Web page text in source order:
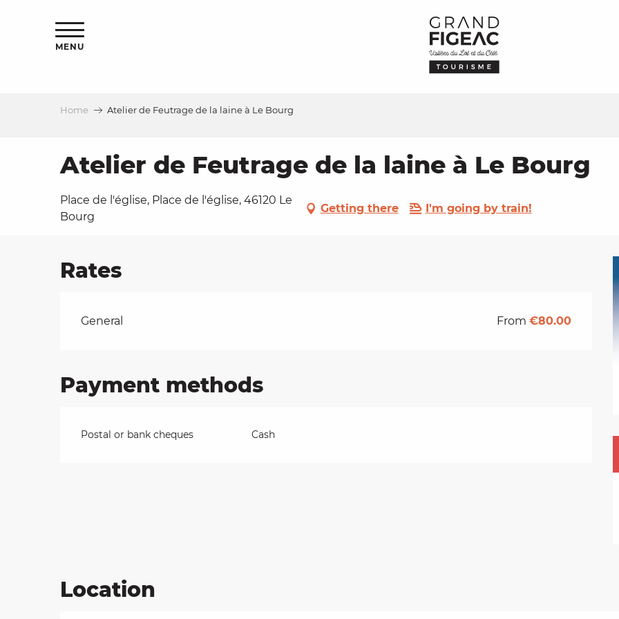
MENU
Home Atelier de Feutrage de la laine à Le Bourg
Atelier de Feutrage de la laine à Le Bourg
Place de l'église, Place de l'église, 46120 Le
Bourg
Getting there I'm going by train!
Rates
Rates 2026
General From€80.00
Payment methods
Postal or bank cheques Cash
Location